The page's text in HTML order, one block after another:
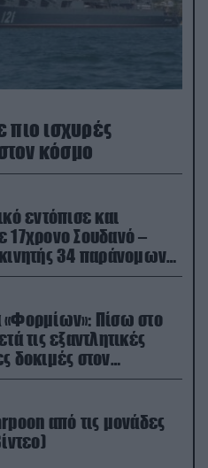
πιο ισχυρές
κόσμο
εντόπισε και
17χρονο Σουδανό –
34 παράνομων
Πίσω στο
τις εξαντλητικές
Βισκαϊκό
από τις μονάδες